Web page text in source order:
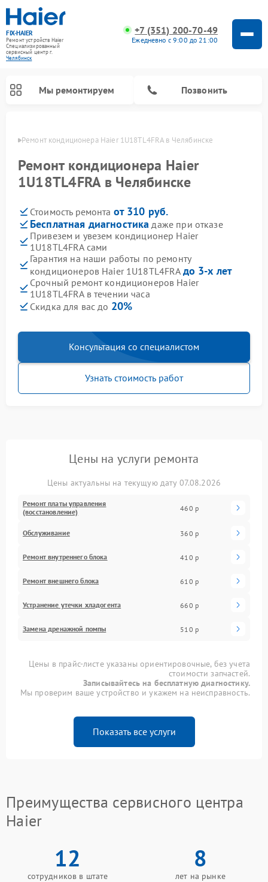
FIX-HAIER
Ремонт устройств Haier
Специализированный
cервисный центр г.
Челябинск
+7 (351) 200-70-49
Ежедневно с 9:00 до 21:00
Мы ремонтируем Позвонить
Ремонт кондиционера Haier 1U18TL4FRA в Челябинске
Ремонт кондиционера Haier
1U18TL4FRA в Челябинске
Стоимость ремонта от 310 руб.
Бесплатная диагностика даже при отказе
Привезем и увезем кондиционер Haier
1U18TL4FRA сами
Гарантия на наши работы по ремонту
кондиционеров Haier 1U18TL4FRA до 3-х лет
Срочный ремонт кондиционеров Haier
1U18TL4FRA в течении часа
Скидка для вас до 20%
Консультация со специалистом
Узнать стоимость работ
Цены на услуги ремонта
Цены актуальны на текущую дату 07.08.2026
Ремонт платы управления
(восстановление)
460 р
Обслуживание 360 р
Ремонт внутреннего блока 410 р
Ремонт внешнего блока 610 р
Устранение утечки хладогента 660 р
Замена дренажной помпы 510 р
Цены в прайс-листе указаны ориентировочные, без учета
стоимости запчастей.
Записывайтесь на бесплатную диагностику.
Мы проверим ваше устройство и укажем на неисправность.
Показать все услуги
Преимущества сервисного центра
Haier
12
сотрудников в штате
8
лет на рынке